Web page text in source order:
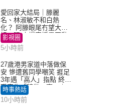
愛回家大結局｜滕麗
名、林淑敏不和白熱
化？ 阿滕眼尾冇望大小
姐一眼 商場直播零互動
影視圈
5小時前
27歲港男家道中落做保
安 慘遭舊同學嘲笑 捱足
3年遇「高人」指點 終辭
職宣告「轉做一事」｜
Juicy叮
時事熱話
10小時前